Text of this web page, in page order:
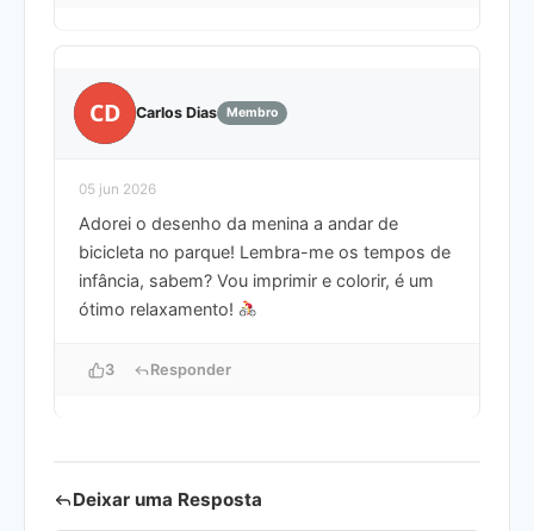
CD Carlos Dias Membro
05 jun 2026
Adorei o desenho da menina a andar de
bicicleta no parque! Lembra-me os tempos de
infância, sabem? Vou imprimir e colorir, é um
ótimo relaxamento!
3 Responder
Deixar uma Resposta